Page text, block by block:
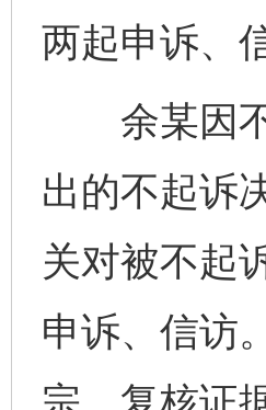
两起申诉、
余某因不
出的不起诉
关对被不起
申诉、信访